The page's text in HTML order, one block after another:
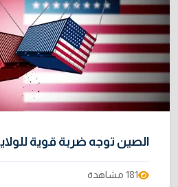
الصين توجه ضربة قوية
181 مشاهدة